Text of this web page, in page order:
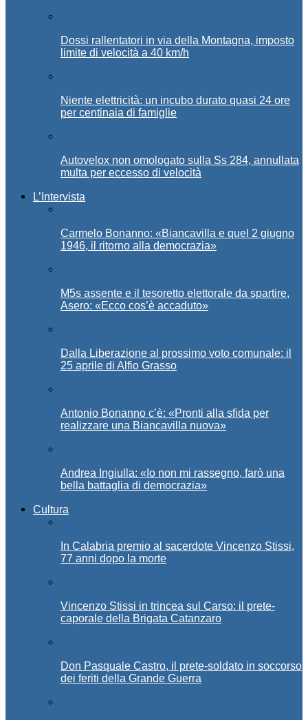
Dossi rallentatori in via della Montagna, imposto
limite di velocità a 40 km/h
Niente elettricità: un incubo durato quasi 24 ore
per centinaia di famiglie
Autovelox non omologato sulla Ss 284, annullata
multa per eccesso di velocità
L’Intervista
Carmelo Bonanno: «Biancavilla e quel 2 giugno
1946, il ritorno alla democrazia»
M5s assente e il tesoretto elettorale da spartire,
Asero: «Ecco cos’è accaduto»
Dalla Liberazione al prossimo voto comunale: il
25 aprile di Alfio Grasso
Antonio Bonanno c’è: «Pronti alla sfida per
realizzare una Biancavilla nuova»
Andrea Ingiulla: «Io non mi rassegno, farò una
bella battaglia di democrazia»
Cultura
In Calabria premio al sacerdote Vincenzo Stissi,
77 anni dopo la morte
Vincenzo Stissi in trincea sul Carso: il prete-
caporale della Brigata Catanzaro
Don Pasquale Castro, il prete-soldato in soccorso
dei feriti della Grande Guerra